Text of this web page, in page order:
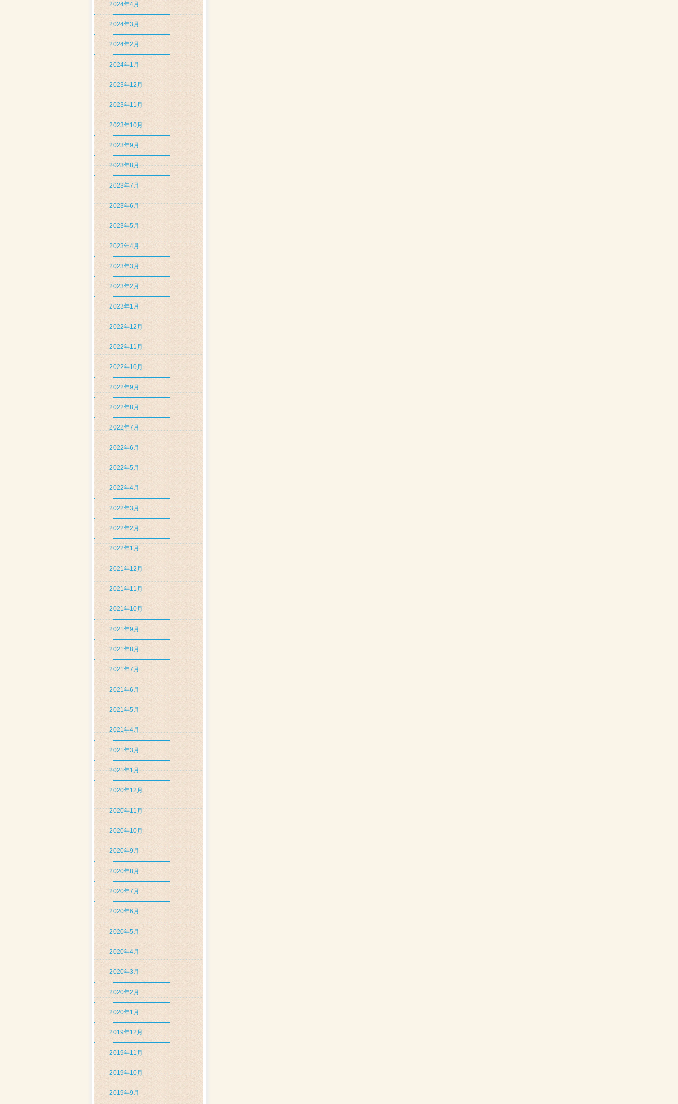
2024年4月
2024年3月
2024年2月
2024年1月
2023年12月
2023年11月
2023年10月
2023年9月
2023年8月
2023年7月
2023年6月
2023年5月
2023年4月
2023年3月
2023年2月
2023年1月
2022年12月
2022年11月
2022年10月
2022年9月
2022年8月
2022年7月
2022年6月
2022年5月
2022年4月
2022年3月
2022年2月
2022年1月
2021年12月
2021年11月
2021年10月
2021年9月
2021年8月
2021年7月
2021年6月
2021年5月
2021年4月
2021年3月
2021年1月
2020年12月
2020年11月
2020年10月
2020年9月
2020年8月
2020年7月
2020年6月
2020年5月
2020年4月
2020年3月
2020年2月
2020年1月
2019年12月
2019年11月
2019年10月
2019年9月